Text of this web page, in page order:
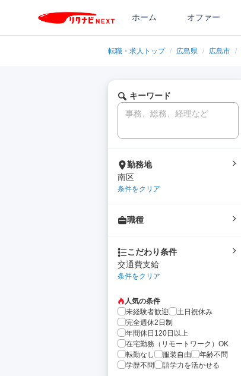
ホーム オファー
転職・求人トップ / 広島県 / 広島市 /
キーワード
勤務地
南区
条件をクリア
職種
こだわり条件
交通費支給
条件をクリア
人気の条件
未経験者歓迎
土日祝休み
完全週休2日制
年間休日120日以上
在宅勤務（リモートワーク）OK
転勤なし
服装自由
年齢不問
学歴不問
語学力を活かせる